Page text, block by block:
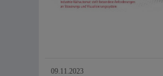
09.11.2023